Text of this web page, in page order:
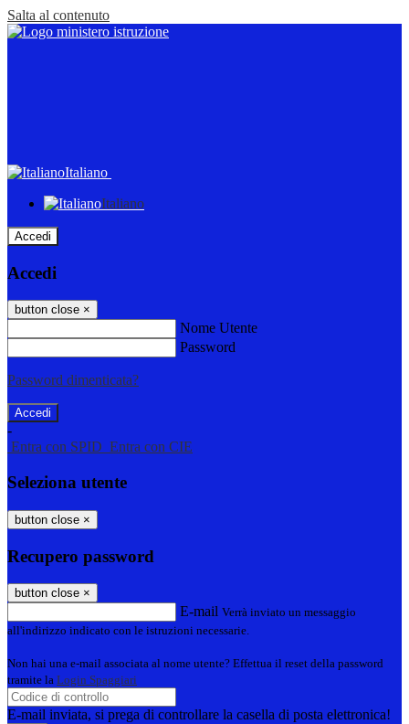
Salta al contenuto
Italiano
Italiano
Accedi
Accedi
button close ×
Nome Utente
Password
Password dimenticata?
-
Entra con SPID Entra con CIE
Seleziona utente
button close ×
Recupero password
button close ×
E-mail Verrà inviato un messaggio
all'indirizzo indicato con le istruzioni necessarie.
Non hai una e-mail associata al nome utente? Effettua il reset della password
tramite la Login Spaggiari
E-mail inviata, si prega di controllare la casella di posta elettronica!